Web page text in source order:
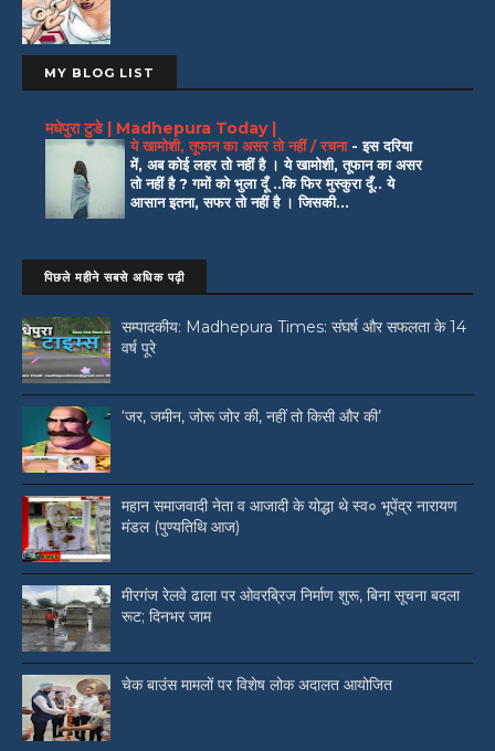
MY BLOG LIST
मधेपुरा टुडे | Madhepura Today |
ये खामोशी, तूफान का असर तो नहीं / रचना -इस दरिया
में, अब कोई लहर तो नहीं है । ये खामोशी, तूफान का असर
तो नहीं है ? गमों को भुला दूँ ..कि फिर मुस्कुरा दूँ.. ये
आसान इतना, सफर तो नहीं है । जिसकी...
पिछले महीने सबसे अधिक पढ़ी
सम्पादकीय: Madhepura Times: संघर्ष और सफलता के 14
वर्ष पूरे
‘जर, जमीन, जोरू जोर की, नहीं तो किसी और की’
महान समाजवादी नेता व आजादी के योद्धा थे स्व० भूपेंद्र नारायण
मंडल (पुण्यतिथि आज)
मीरगंज रेलवे ढाला पर ओवरब्रिज निर्माण शुरू, बिना सूचना बदला
रूट; दिनभर जाम
चेक बाउंस मामलों पर विशेष लोक अदालत आयोजित